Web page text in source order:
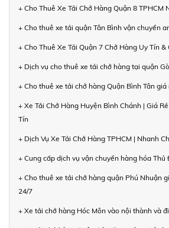
+ Cho Thuê Xe Tải Chở Hàng Quận 8 TPHCM
+ Cho thuê xe tải quận Tân Bình vận chuyển
+ Cho Thuê Xe Tải Quận 7 Chở Hàng Uy Tín &
+ Dịch vụ cho thuê xe tải chở hàng tại quận
+ Cho thuê xe tải chở hàng Quận Bình Tân
+ Xe Tải Chở Hàng Huyện Bình Chánh | Giá
Tín
+ Dịch Vụ Xe Tải Chở Hàng TPHCM | Nhanh
+ Cung cấp dịch vụ vận chuyển hàng hóa Thủ
+ Cho thuê xe tải chở hàng quận Phú Nhuận
24/7
+ Xe tải chở hàng Hóc Môn vào nội thành và